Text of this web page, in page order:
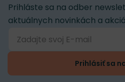
Prihláste sa na odber
aktuálnych novinkách a
Prihlásiť sa